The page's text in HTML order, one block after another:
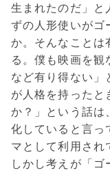
生まれたのだ」と
ずの人形使いがゴ
か。そんなことは
る。僕も映画を観
など有り得ない」
が人格を持ったと
か？」という話は
化していると言っ
マとして利用され
しかし考えが「ゴ